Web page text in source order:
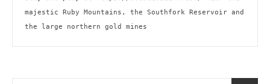
majestic Ruby Mountains, the Southfork Reservoir and
the large northern gold mines